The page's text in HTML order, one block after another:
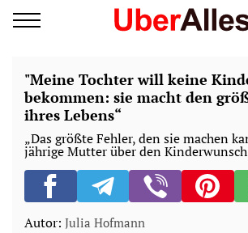
"Meine Tochter will keine
bekommen: sie macht den
ihres Lebens“
„Das größte Fehler, den sie machen
jährige Mutter über den
Autor: Julia Hofmann